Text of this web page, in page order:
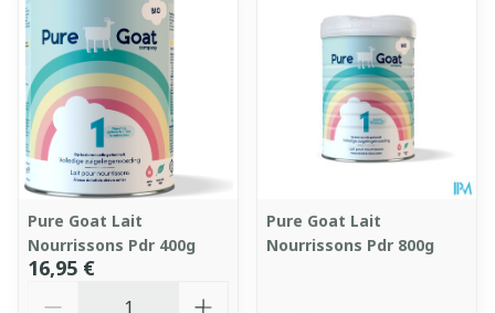
Pure Goat Lait
Nourrissons Pdr 400g
16,95 €
Pure Goat Lait
Nourrissons Pdr 800g